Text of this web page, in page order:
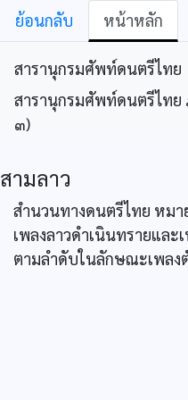
ย้อนกลับ หน้าหลัก
สารานุกรมศัพท์ดนตรีไทย
สารานุกรมศัพท์ดนตรีไท
๓)
สามลาว
สำนวนทางดนตรีไทย หมา
เพลงลาวดำเนินทรายและ
ตามลำดับในลักษณะเพลง